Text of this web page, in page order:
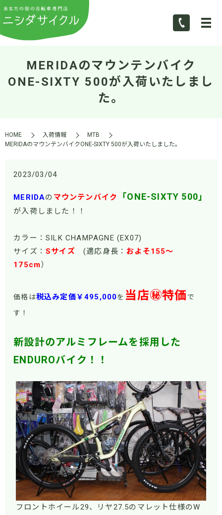
MERIDAのマウンテンバイク
ONE-SIXTY 500が入荷いたしまし
た。
HOME 入荷情報
MTB
MERIDAのマウンテンバイクONE-SIXTY 500が入荷いたしました。
2023/03/04
MERIDAの マウンテンバイク 「ONE-SIXTY 500」
が入荷しました！！
カラー：SILK CHAMPAGNE (EX07)
サイズ： Sサイズ (適応身長： およそ155～
175cm）
価格は税込み定価￥495,000を 当店㊙特価 で
す！
新設計のアルミフレームを採用した
ENDUROバイク！！
フロントホイール29、リヤ27.5のマレット仕様のW